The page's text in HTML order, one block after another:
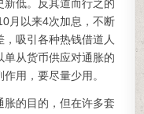
低。反其道而行之的
月以来4次加息，不断
吸引各种热钱借道人
单从货币供应对通胀的
用，要尽量少用。
的目的，但在许多套